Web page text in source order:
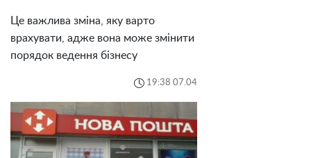
Це важлива зміна, яку варто
врахувати, адже вона може змінити
порядок ведення бізнесу
19:38 07.04